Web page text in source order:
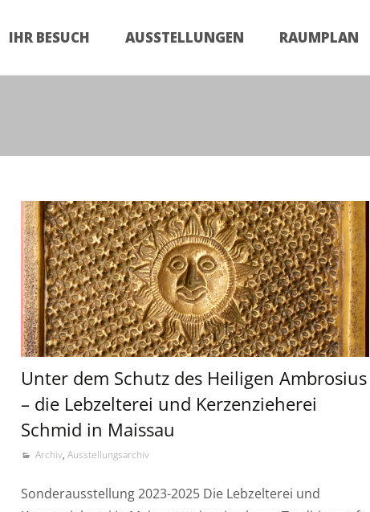
Inhalt
IHR BESUCH AUSSTELLUNGEN RAUMPLAN
Unter dem Schutz des Heiligen Ambrosius
– die Lebzelterei und Kerzenzieherei
Schmid in Maissau
Archiv, Ausstellungsarchiv
Sonderausstellung 2023-2025 Die Lebzelterei und